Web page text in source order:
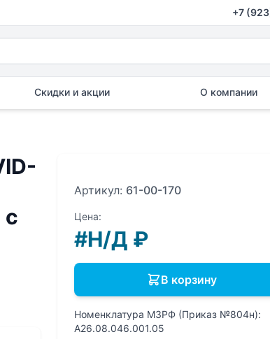
+7
Скидки и акции О компании
с
Артикул: 61-00-170
Цена:
#Н/Д ₽
В корзину
Номенклатура МЗРФ (Приказ №804н):
A26.08.046.001.05